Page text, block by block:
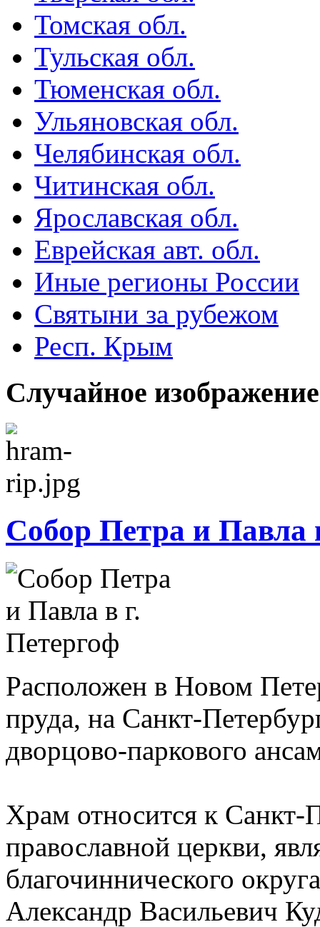
Томская обл.
Тульская обл.
Тюменская обл.
Ульяновская обл.
Челябинская обл.
Читинская обл.
Ярославская обл.
Еврейская авт. обл.
Иные регионы России
Святыни за рубежом
Респ. Крым
Случайное изображение
Собор Петра и Павла
Расположен в Новом
пруда, на Санкт-
дворцово-паркового
Храм относится к Санкт-
православной церкви,
благочиннического
Александр Васильевич